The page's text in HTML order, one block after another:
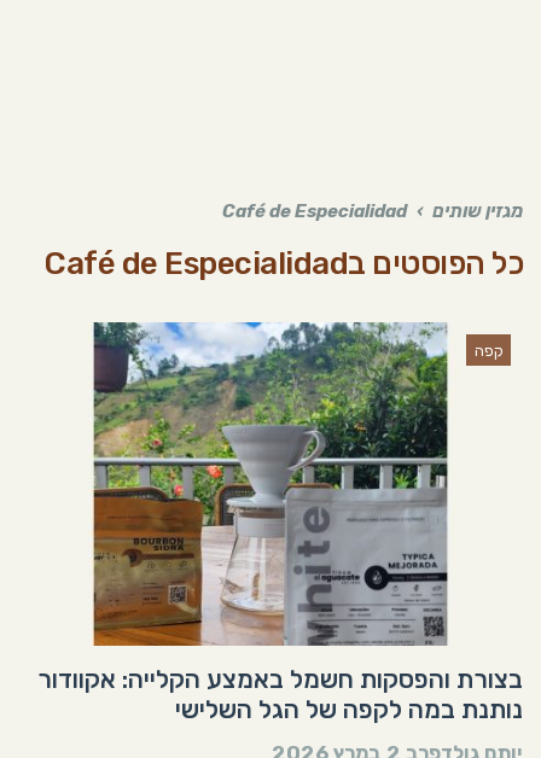
מגזין שותים ›
Café de Especialidad
כל הפוסטים בCafé de Especialidad
קפה
בצורת והפסקות חשמל באמצע הקלייה: אקוודור
נותנת במה לקפה של הגל השלישי